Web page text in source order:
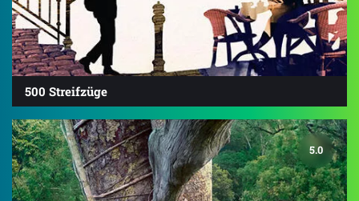
500 Streifzüge
5.0